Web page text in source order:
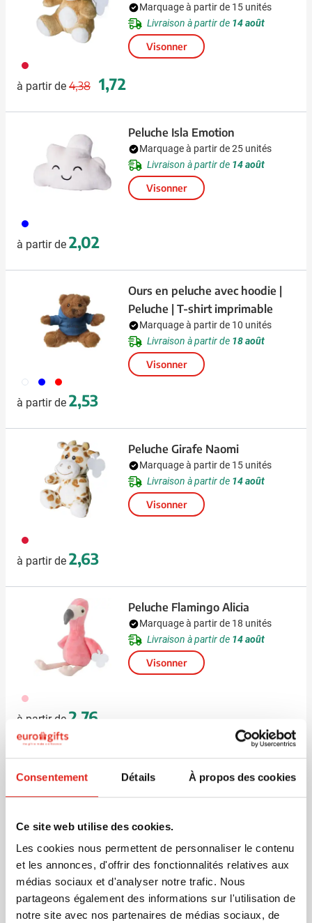
Consentement Détails À propos des cookies
Ce site web utilise des cookies.
Les cookies nous permettent de personnaliser le contenu
et les annonces, d'offrir des fonctionnalités relatives aux
médias sociaux et d'analyser notre trafic. Nous
partageons également des informations sur l'utilisation de
notre site avec nos partenaires de médias sociaux, de
009
à partir de
Prix normal
4,38
Prix spécial
1,72
Marquage à partir de 15 unités
Livraison à partir de 14 août
Visonner
045
à partir de 2,02
Peluche Isla Emotion
Marquage à partir de 25 unités
Livraison à partir de 14 août
Visonner
002 005 008
à partir de 2,53
Ours en peluche avec hoodie |
Peluche | T-shirt imprimable
Marquage à partir de 10 unités
Livraison à partir de 18 août
Visonner
009
à partir de 2,63
Peluche Girafe Naomi
Marquage à partir de 15 unités
Livraison à partir de 14 août
Visonner
017
à partir de 2,76
Peluche Flamingo Alicia
Marquage à partir de 18 unités
Livraison à partir de 14 août
Visonner
002
à partir de 6,45
Peluche avec T-shirt Teddy
Marquage à partir de 24 unités